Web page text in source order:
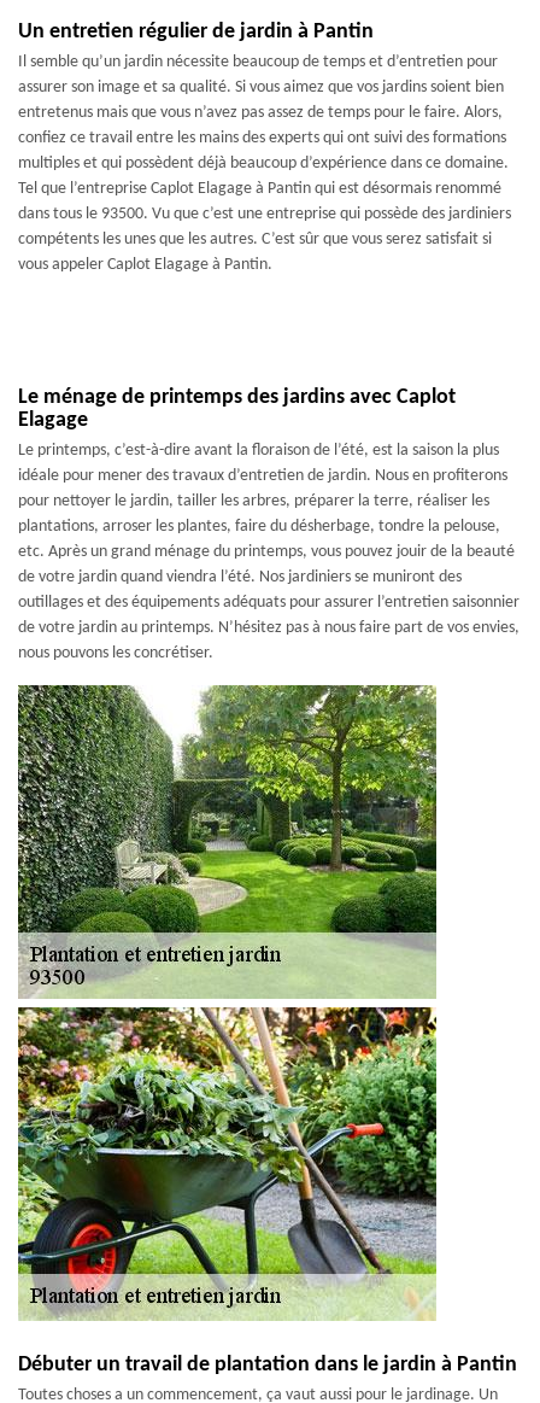
Un entretien régulier de jardin à Pantin
Il semble qu’un jardin nécessite beaucoup de temps et d’entretien pour
assurer son image et sa qualité. Si vous aimez que vos jardins soient bien
entretenus mais que vous n’avez pas assez de temps pour le faire. Alors,
confiez ce travail entre les mains des experts qui ont suivi des formations
multiples et qui possèdent déjà beaucoup d’expérience dans ce domaine.
Tel que l’entreprise Caplot Elagage à Pantin qui est désormais renommé
dans tous le 93500. Vu que c’est une entreprise qui possède des jardiniers
compétents les unes que les autres. C’est sûr que vous serez satisfait si
vous appeler Caplot Elagage à Pantin.
Le ménage de printemps des jardins avec Caplot
Elagage
Le printemps, c’est-à-dire avant la floraison de l’été, est la saison la plus
idéale pour mener des travaux d’entretien de jardin. Nous en profiterons
pour nettoyer le jardin, tailler les arbres, préparer la terre, réaliser les
plantations, arroser les plantes, faire du désherbage, tondre la pelouse,
etc. Après un grand ménage du printemps, vous pouvez jouir de la beauté
de votre jardin quand viendra l’été. Nos jardiniers se muniront des
outillages et des équipements adéquats pour assurer l’entretien saisonnier
de votre jardin au printemps. N’hésitez pas à nous faire part de vos envies,
nous pouvons les concrétiser.
Débuter un travail de plantation dans le jardin à Pantin
Toutes choses a un commencement, ça vaut aussi pour le jardinage. Un